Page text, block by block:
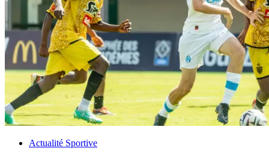
Actualité Sportive